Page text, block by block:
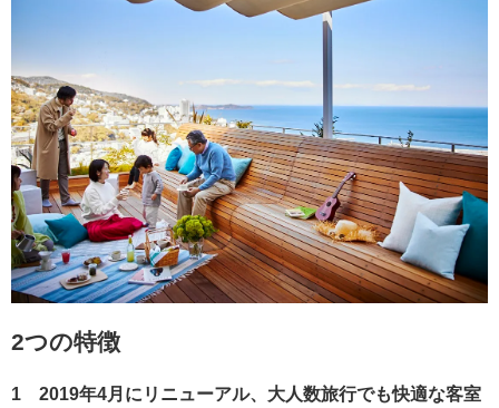
2つの特徴
1 2019年4月にリニューアル、大人数旅行でも快適な客室